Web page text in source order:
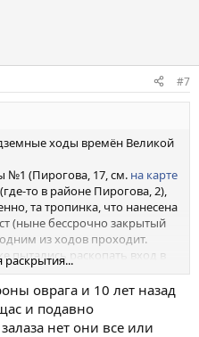
#7
ходы времён Великой
№1 (Пирогова, 17, см. на карте
то в районе Пирогова, 2),
та тропинка, что нанесена
(ныне бессрочно закрытый
из ходов проходит.
пытались раскопать вход в
этом.
мне интересно. 89605213199
оврага и 10 лет назад
и подавно
нет они все или